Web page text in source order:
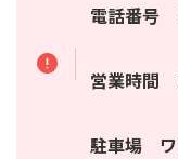
電話番号
営業時間
駐車場 ワ